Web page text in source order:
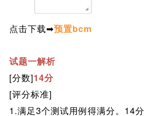
点击下载➡预置bcm
试题一解析
[分数]14分
[评分标准]
1.满足3个测试用例得满分。14分